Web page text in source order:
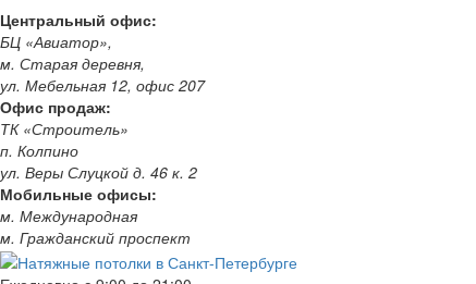
Центральный офис:
БЦ «Авиатор»,
м. Старая деревня,
ул. Мебельная 12, офис 207
Офис продаж:
ТК «Строитель»
п. Колпино
ул. Веры Слуцкой д. 46 к. 2
Мобильные офисы:
м. Международная
м. Гражданский проспект